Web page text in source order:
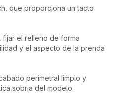
que proporciona un tacto
fijar el relleno de forma
y el aspecto de la prenda
perimetral limpio y
sobria del modelo.